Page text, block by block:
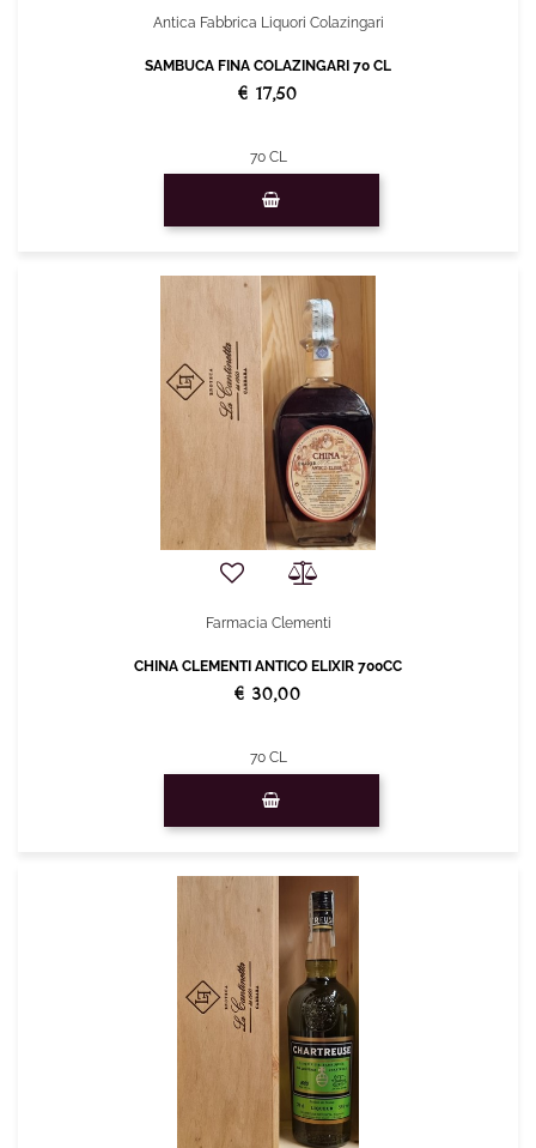
Antica Fabbrica Liquori Colazingari
SAMBUCA FINA COLAZINGARI 70 CL
€ 17,50
70 CL
Farmacia Clementi
CHINA CLEMENTI ANTICO ELIXIR 700CC
€ 30,00
70 CL